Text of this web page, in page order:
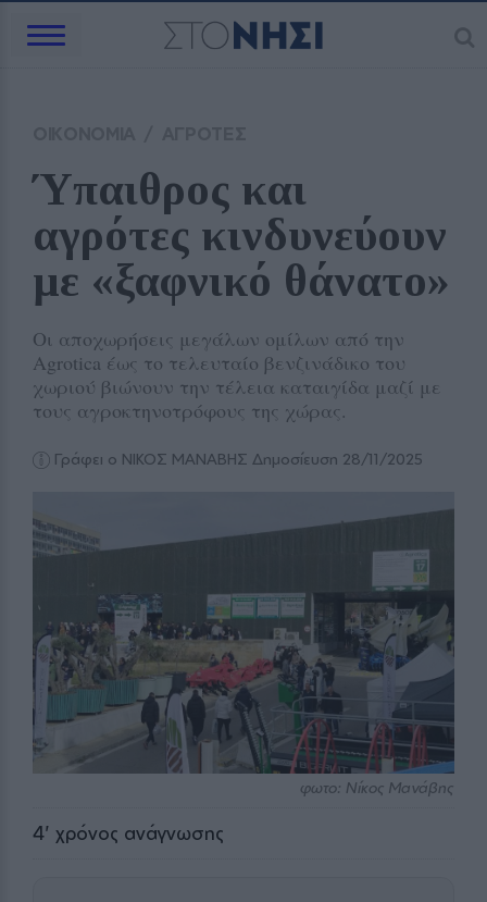
Ύπαιθρος και
αγρότες κινδυνεύουν
με «ξαφνικό θάνατο»
Οι αποχωρήσεις μεγάλων ομίλων από την
Agrotica έως το τελευταίο βενζινάδικο του
χωριού βιώνουν την τέλεια καταιγίδα μαζί με
τους αγροκτηνοτρόφους της χώρας.
Γράφει ο ΝΙΚΟΣ ΜΑΝΑΒΗΣ Δημοσίευση 28/11/2025
φωτο: Νίκος Μανάβης
4' χρόνος ανάγνωσης